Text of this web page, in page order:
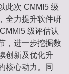
此次 CMMI5 级
全力提升软件研
级评估认
，进一步挖掘数
创新及优化升
核心动力。同